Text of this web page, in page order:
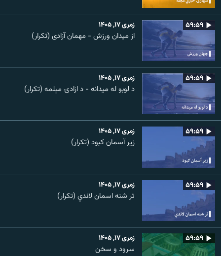
۵۹:۵۹ زمری ۱۷, ۱۴۰۵
از میدان ورزش - مهمان آزادی (تکرار)
۵۹:۵۹ زمری ۱۷, ۱۴۰۵
د لوبو له میدانه - د ازادۍ مېلمه (تکرار)
۵۹:۵۹ زمری ۱۷, ۱۴۰۵
زیر آسمان کبود (تکرار)
۵۹:۵۹ زمری ۱۷, ۱۴۰۵
تر شنه اسمان لاندې (تکرار)
۵۹:۵۹ زمری ۱۷, ۱۴۰۵
سرود و سخن